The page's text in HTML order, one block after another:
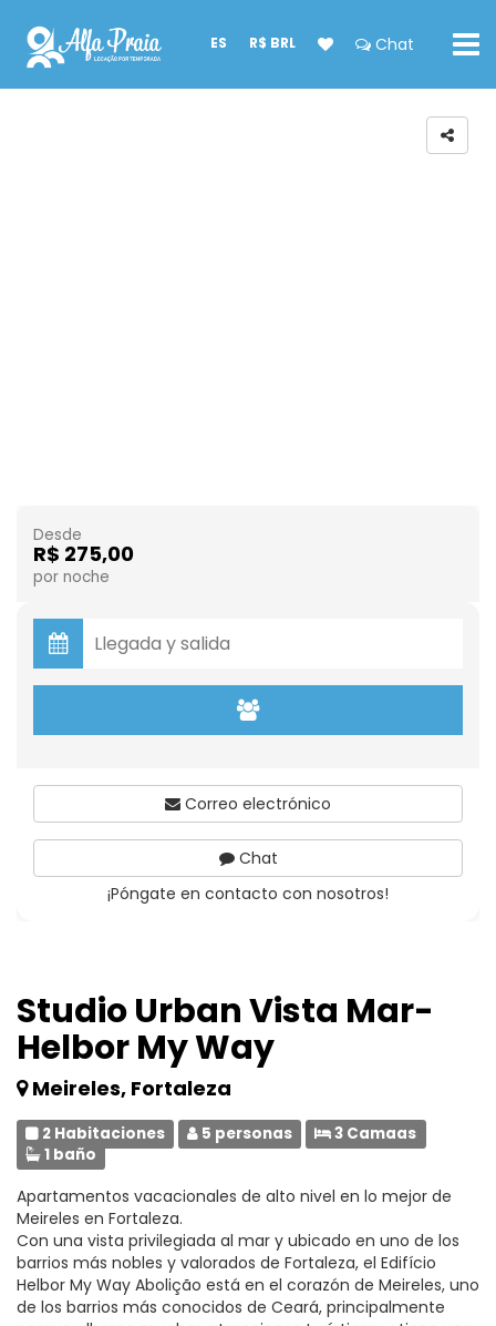
ES R$ BRL Chat
Studio Urban Vista Mar-
Helbor My Way
Meireles, Fortaleza
2 Habitaciones 5 personas
3 Camaas
1 baño
Apartamentos vacacionales de alto nivel en lo mejor de
Meireles en Fortaleza.
Con una vista privilegiada al mar y ubicado en uno de los
barrios más nobles y valorados de Fortaleza, el Edifício
Helbor My Way Abolição está en el corazón de Meireles, uno
de los barrios más conocidos de Ceará, principalmente
Desde
R$ 275,00
por noche
Correo electrónico
Chat
¡Póngate en contacto con nosotros!